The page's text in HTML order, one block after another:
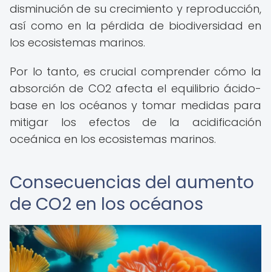
disminución de su crecimiento y reproducción,
así como en la pérdida de biodiversidad en
los ecosistemas marinos.
Por lo tanto, es crucial comprender cómo la
absorción de CO2 afecta el equilibrio ácido-
base en los océanos y tomar medidas para
mitigar los efectos de la acidificación
oceánica en los ecosistemas marinos.
Consecuencias del aumento
de CO2 en los océanos